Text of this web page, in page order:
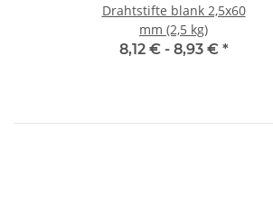
Drahtstifte blank 2,5x60
mm (2,5 kg)
8,12 € - 8,93 € *